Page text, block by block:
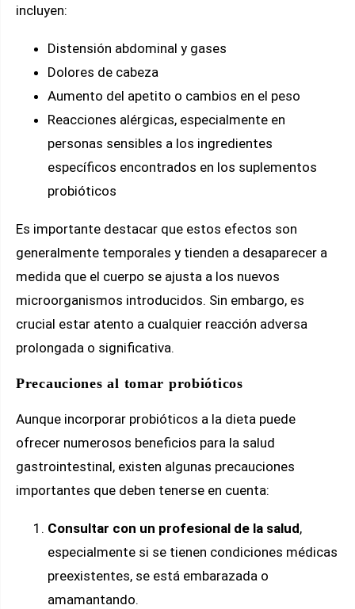
incluyen:
Distensión abdominal y gases
Dolores de cabeza
Aumento del apetito o cambios en el peso
Reacciones alérgicas, especialmente en
personas sensibles a los ingredientes
específicos encontrados en los suplementos
probióticos
Es importante destacar que estos efectos son
generalmente temporales y tienden a desaparecer a
medida que el cuerpo se ajusta a los nuevos
microorganismos introducidos. Sin embargo, es
crucial estar atento a cualquier reacción adversa
prolongada o significativa.
Precauciones al tomar probióticos
Aunque incorporar probióticos a la dieta puede
ofrecer numerosos beneficios para la salud
gastrointestinal, existen algunas precauciones
importantes que deben tenerse en cuenta:
Consultar con un profesional de la salud,
especialmente si se tienen condiciones médicas
preexistentes, se está embarazada o
amamantando.